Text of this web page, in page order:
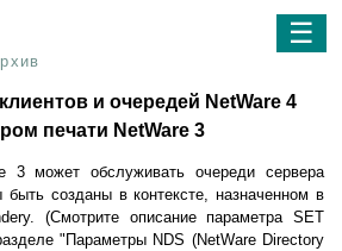
☰
и очередей NetWare 4
печати NetWare 3
3 может обслуживать очереди сервера
созданы в контексте, назначенном в
(Смотрите описание параметра SET
"Параметры NDS (NetWare Directory